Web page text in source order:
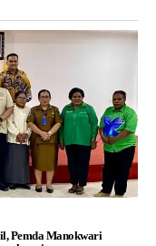
Pemda Manokwari